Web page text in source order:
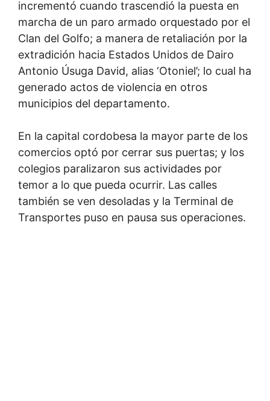
incrementó cuando trascendió la puesta en
marcha de un paro armado orquestado por el
Clan del Golfo; a manera de retaliación por la
extradición hacia Estados Unidos de Dairo
Antonio Úsuga David, alias ‘Otoniel’; lo cual ha
generado actos de violencia en otros
municipios del departamento.
En la capital cordobesa la mayor parte de los
comercios optó por cerrar sus puertas; y los
colegios paralizaron sus actividades por
temor a lo que pueda ocurrir. Las calles
también se ven desoladas y la Terminal de
Transportes puso en pausa sus operaciones.